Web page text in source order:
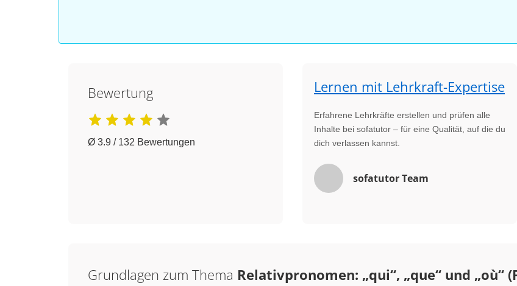
Bewertung
Ø 3.9 / 132 Bewertungen
Lernen mit Lehrkraft-Expertise
Erfahrene Lehrkräfte erstellen und prüfen alle
Inhalte bei sofatutor – für eine Qualität, auf die du
dich verlassen kannst.
sofatutor Team
Grundlagen zum Thema Relativpronomen: „qui“, „que“ und „où“